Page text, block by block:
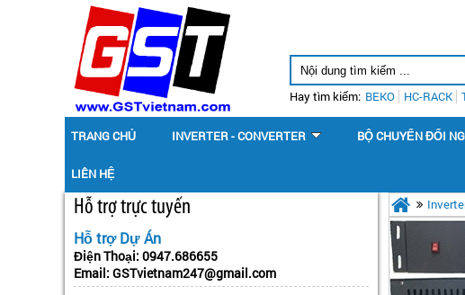
Hay tìm kiếm: BEKO HC-RACK
TRANG CHỦ INVERTER - CONVERTER BỘ CHUYỂN ĐỔI
LIÊN HỆ
Hỗ trợ trực tuyến
Hỗ trợ Dự Án
Điện Thoại: 0947.686655
Email: GSTvietnam247@gmail.com